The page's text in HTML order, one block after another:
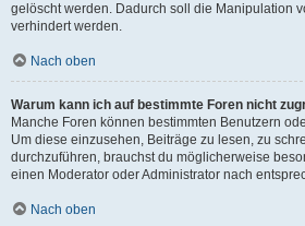
gelöscht werden. Dadurch soll die Manipulation
verhindert werden.
Nach oben
Warum kann ich auf bestimmte Foren nicht
Manche Foren können bestimmten Benutzern
Um diese einzusehen, Beiträge zu lesen, zu
durchzuführen, brauchst du möglicherweise
einen Moderator oder Administrator nach
Nach oben